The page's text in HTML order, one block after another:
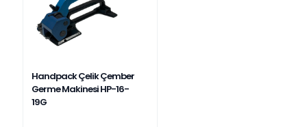
Handpack Çelik Çember
Germe Makinesi HP-16-
19G